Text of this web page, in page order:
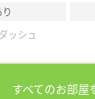
ッシュ
すべてのお部屋